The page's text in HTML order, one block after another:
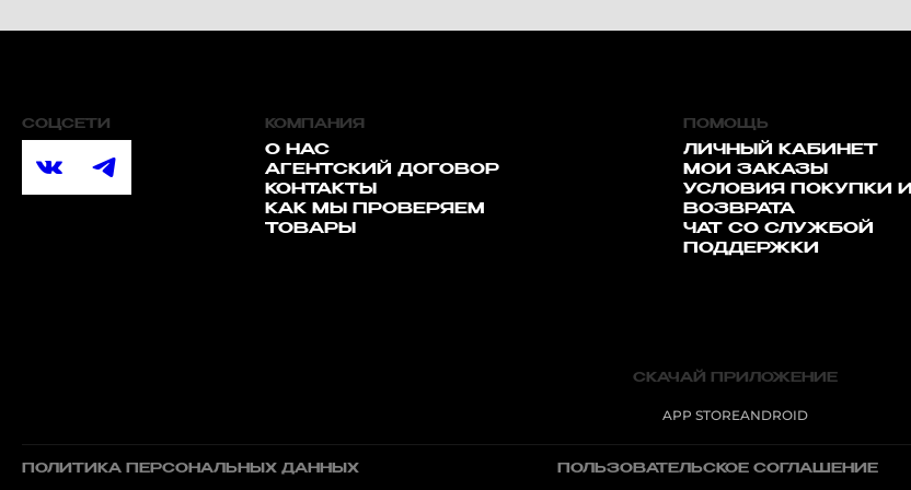
СОЦСЕТИ КОМПАНИЯ
О НАС
АГЕНТСКИЙ ДОГОВОР
КОНТАКТЫ
КАК МЫ ПРОВЕРЯЕМ
ТОВАРЫ
ПОМОЩЬ
ЛИЧНЫЙ КАБИНЕТ
МОИ ЗАКАЗЫ
УСЛОВИЯ ПОКУПКИ И
ВОЗВРАТА
ЧАТ СО СЛУЖБОЙ
ПОДДЕРЖКИ
СКАЧАЙ ПРИЛОЖЕНИЕ
APP STOREANDROID
ПОЛИТИКА ПЕРСОНАЛЬНЫХ ДАННЫХ ПОЛЬЗОВАТЕЛЬСКОЕ СОГЛАШЕНИЕ